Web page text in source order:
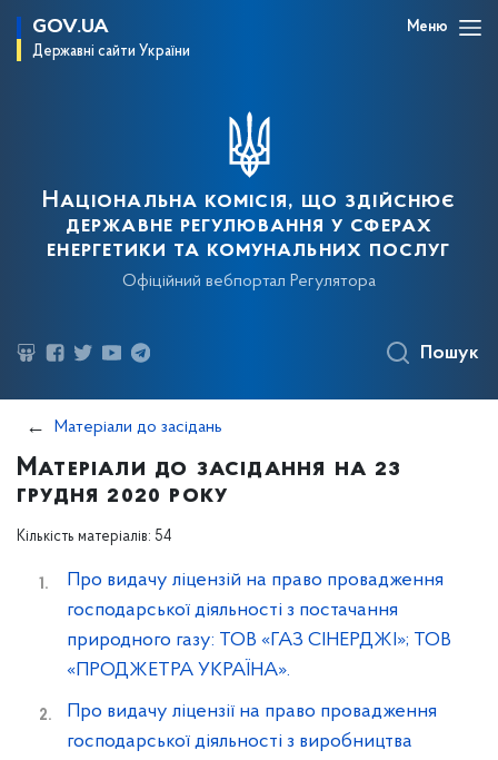
GOV.UA
Державні сайти України
Меню
Національна комісія, що здійснює
державне регулювання у сферах
енергетики та комунальних послуг
Офіційний вебпортал Регулятора
Пошук
Матеріали до засідань
Матеріали до засідання на 23
грудня 2020 року
Кількість матеріалів: 54
Про видачу ліцензій на право провадження
господарської діяльності з постачання
природного газу: ТОВ «ГАЗ СІНЕРДЖІ»; ТОВ
«ПРОДЖЕТРА УКРАЇНА».
Про видачу ліцензії на право провадження
господарської діяльності з виробництва